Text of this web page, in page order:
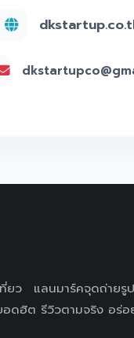
เที่ยว แลนมาร์คจุดถ่า
ดฮิต รีวิวตามจริง อร่อ